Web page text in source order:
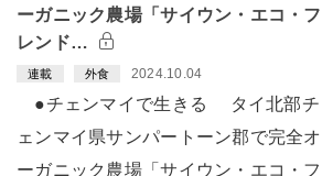
ーガニック農場「サイウン・エコ・フ
レンド…
連載 外食 2024.10.04
●チェンマイで生きる タイ北部チ
ェンマイ県サンパートーン郡で完全オ
ーガニック農場「サイウン・エコ・フ